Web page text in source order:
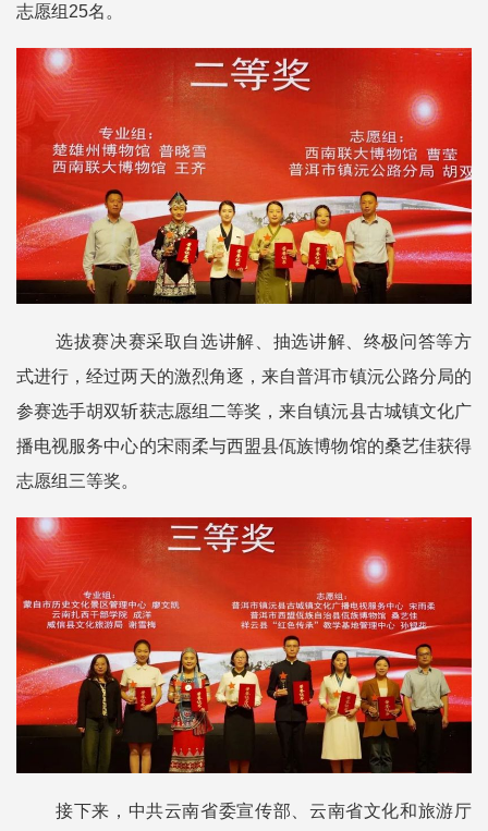
志愿组25名。
选拔赛决赛采取自选讲解、抽选讲解、终极问答等方
式进行，经过两天的激烈角逐，来自普洱市镇沅公路分局的
参赛选手胡双斩获志愿组二等奖，来自镇沅县古城镇文化广
播电视服务中心的宋雨柔与西盟县佤族博物馆的桑艺佳获得
志愿组三等奖。
接下来，中共云南省委宣传部、云南省文化和旅游厅